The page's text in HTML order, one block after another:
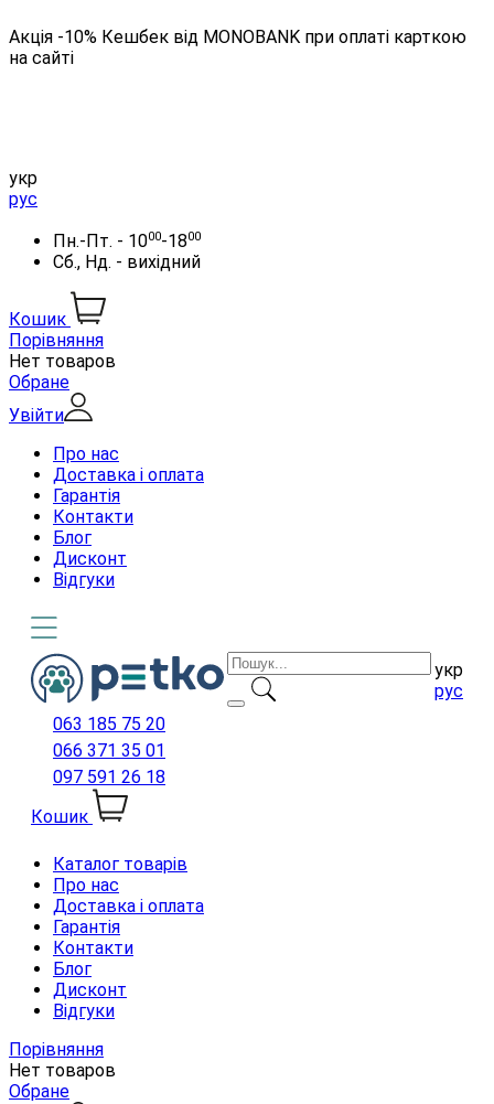
Акція -10% Кешбек від MONOBANK при оплаті карткою
на сайті
укр
рус
Пн.-Пт. - 1000-1800
Сб., Нд. - вихідний
Кошик
Порівняння
Нет товаров
Обране
Увійти
Про нас
Доставка і оплата
Гарантія
Контакти
Блог
Дисконт
Відгуки
укр
рус
063 185 75 20
066 371 35 01
097 591 26 18
Кошик
Каталог товарів
Про нас
Доставка і оплата
Гарантія
Контакти
Блог
Дисконт
Відгуки
Порівняння
Нет товаров
Обране